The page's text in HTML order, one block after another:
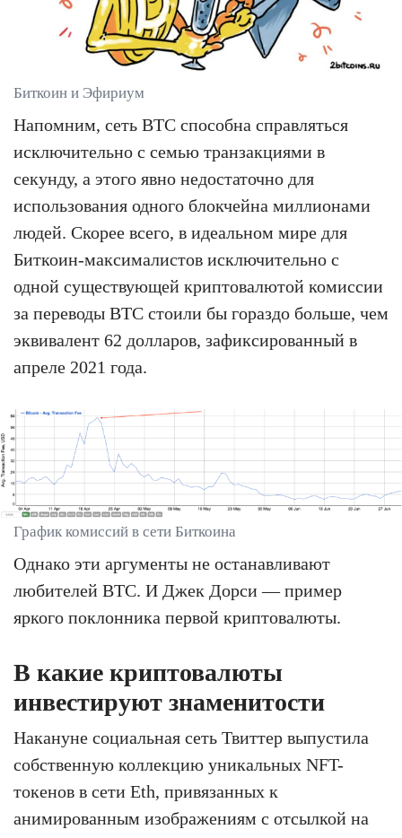
Биткоин и Эфириум
Напомним, сеть BTC способна справляться
исключительно с семью транзакциями в
секунду, а этого явно недостаточно для
использования одного блокчейна миллионами
людей. Скорее всего, в идеальном мире для
Биткоин-максималистов исключительно с
одной существующей криптовалютой комиссии
за переводы BTC стоили бы гораздо больше, чем
эквивалент 62 долларов, зафиксированный в
апреле 2021 года.
График комиссий в сети Биткоина
Однако эти аргументы не останавливают
любителей BTC. И Джек Дорси — пример
яркого поклонника первой криптовалюты.
В какие криптовалюты
инвестируют знаменитости
Накануне социальная сеть Твиттер выпустила
собственную коллекцию уникальных NFT-
токенов в сети Eth, привязанных к
анимированным изображениям с отсылкой на